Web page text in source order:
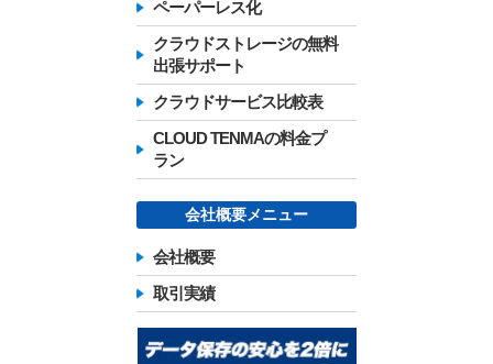
ペーパーレス化
クラウドストレージの無料
出張サポート
クラウドサービス比較表
CLOUD TENMAの料金プ
ラン
会社概要メニュー
会社概要
取引実績